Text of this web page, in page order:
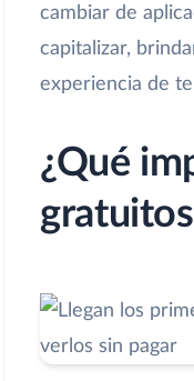
cambiar de
capitalizar,
experiencia de
¿Qué